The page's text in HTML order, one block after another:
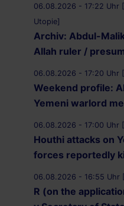
06.08.2026 - 17:22 Uhr
Utopie]
Archiv: Abdul-
Allah ruler /
06.08.2026 - 17:20 Uhr
Weekend profile:
Yemeni warlord
06.08.2026 - 17:00 Uhr
Houthi attacks on
forces reportedly
06.08.2026 - 16:55 Uhr
R (on the